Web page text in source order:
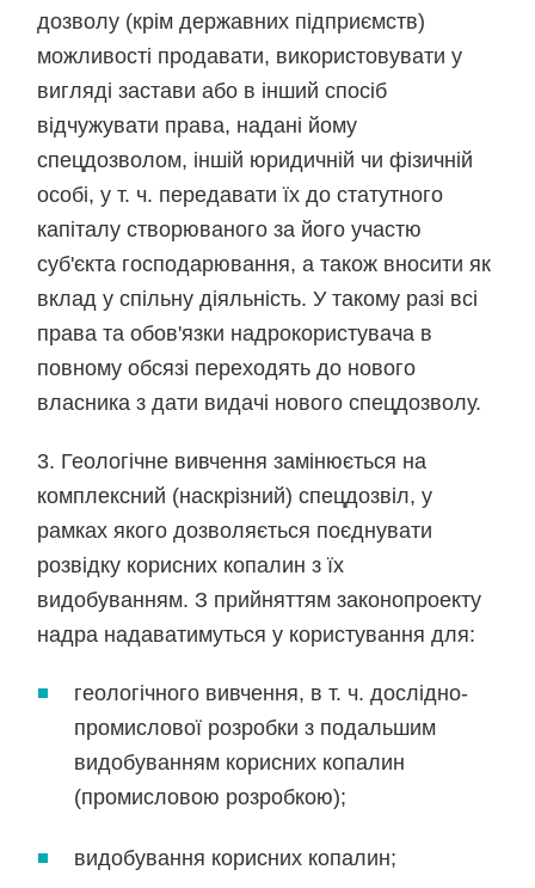
дозволу (крім державних підприємств)
можливості продавати, використовувати у
вигляді застави або в інший спосіб
відчужувати права, надані йому
спецдозволом, іншій юридичній чи фізичній
особі, у т. ч. передавати їх до статутного
капіталу створюваного за його участю
суб'єкта господарювання, а також вносити як
вклад у спільну діяльність. У такому разі всі
права та обов'язки надрокористувача в
повному обсязі переходять до нового
власника з дати видачі нового спецдозволу.
3. Геологічне вивчення замінюється на
комплексний (наскрізний) спецдозвіл, у
рамках якого дозволяється поєднувати
розвідку корисних копалин з їх
видобуванням. З прийняттям законопроекту
надра надаватимуться у користування для:
геологічного вивчення, в т. ч. дослідно-
промислової розробки з подальшим
видобуванням корисних копалин
(промисловою розробкою);
видобування корисних копалин;